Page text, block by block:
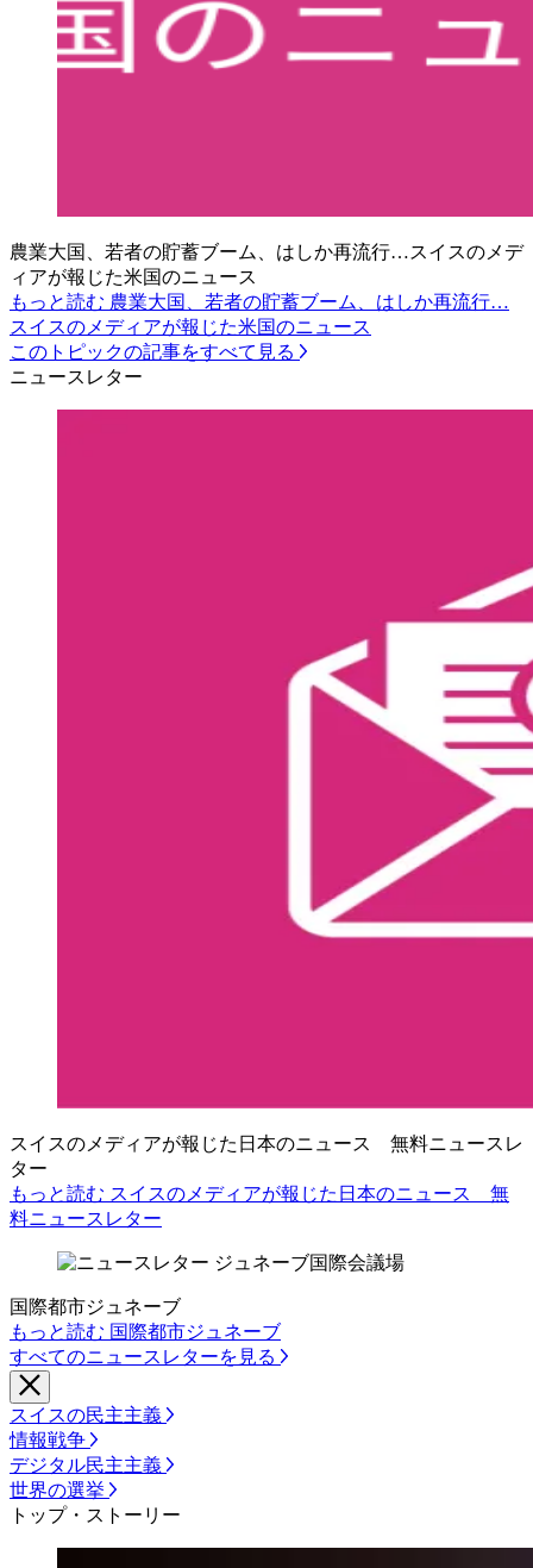
農業大国、若者の貯蓄ブーム、はしか再流行…スイスのメデ
ィアが報じた米国のニュース
もっと読む 農業大国、若者の貯蓄ブーム、はしか再流行…
スイスのメディアが報じた米国のニュース
このトピックの記事をすべて見る
ニュースレター
スイスのメディアが報じた日本のニュース 無料ニュースレ
ター
もっと読む スイスのメディアが報じた日本のニュース 無
料ニュースレター
国際都市ジュネーブ
もっと読む 国際都市ジュネーブ
すべてのニュースレターを見る
スイスの民主主義
情報戦争
デジタル民主主義
世界の選挙
トップ・ストーリー